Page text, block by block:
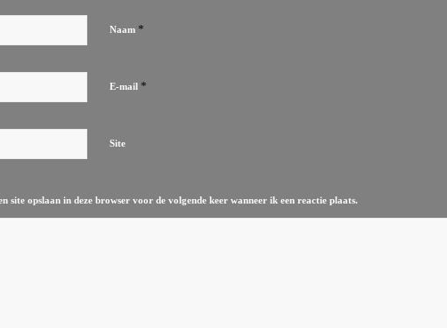
Naam *
E-mail *
Site
site opslaan in deze browser voor de volgende keer wanneer ik een reactie plaats.